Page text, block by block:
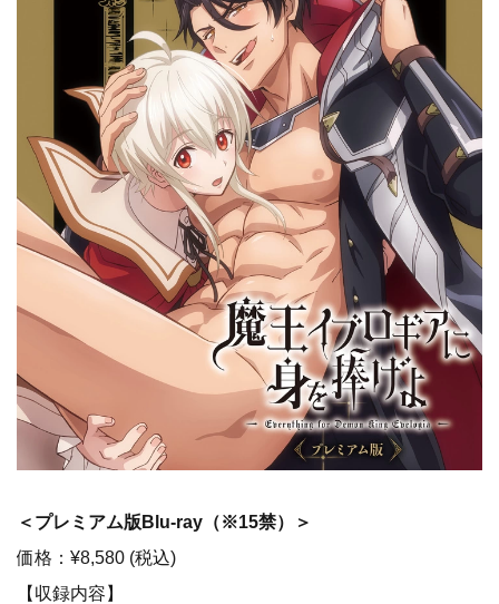
＜プレミアム版Blu-ray（※15禁）＞
価格：¥8,580 (税込)
【収録内容】